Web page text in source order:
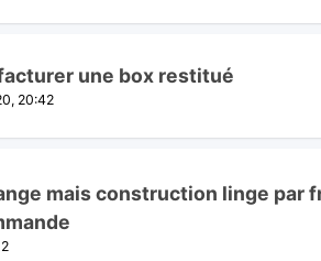
une box restitué
20:42
mais construction linge par